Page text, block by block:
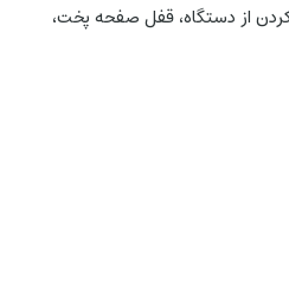
دکمه جدا کردن صفحه گریل بالایی و پایینی، خاموش شدن خودکار بعد از 1 ساعت از استفاده نکردن از دستگاه، قفل صفحه پخت،